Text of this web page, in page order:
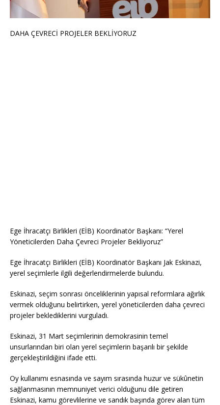
DAHA ÇEVRECİ PROJELER BEKLİYORUZ
Ege İhracatçı Birlikleri (EİB) Koordinatör Başkanı: “Yerel
Yöneticilerden Daha Çevreci Projeler Bekliyoruz”
Ege İhracatçı Birlikleri (EİB) Koordinatör Başkanı Jak Eskinazi,
yerel seçimlerle ilgili değerlendirmelerde bulundu.
Eskinazi, seçim sonrası önceliklerinin yapısal reformlara ağırlık
vermek olduğunu belirtirken, yerel yöneticilerden daha çevreci
projeler beklediklerini vurguladı.
Eskinazi, 31 Mart seçimlerinin demokrasinin temel
unsurlarından biri olan yerel seçimlerin başarılı bir şekilde
gerçekleştirildiğini ifade etti.
Oy kullanımı esnasında ve sayım sırasında huzur ve sükûnetin
sağlanmasının memnuniyet verici olduğunu dile getiren
Eskinazi, kamu görevlilerine ve sandık başında görev alan tüm